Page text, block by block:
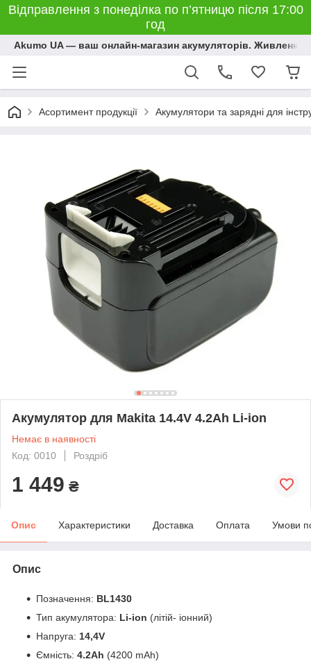
Відправлення з понеділка по п’ятницю після 17:00
год
Akumo UA — ваш онлайн-магазин акумуляторів. Живлення,
Асортимент продукції Акумулятори та зарядні для
Акумулятор для Makita 14.4V 4.2Ah Li-ion
Немає в наявності
Код: 0010
Роздріб
1 449 ₴
Опис Характеристики Доставка Оплата Умови
Опис
Позначення: BL1430
Тип акумулятора: Li-ion (літій- іонний)
Напруга: 14,4V
Ємність: 4.2Ah (4200 mAh)